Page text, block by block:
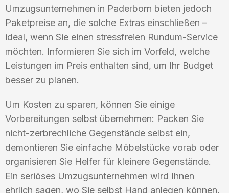
Umzugsunternehmen in Paderborn bieten jedoch
Paketpreise an, die solche Extras einschließen –
ideal, wenn Sie einen stressfreien Rundum-Service
möchten. Informieren Sie sich im Vorfeld, welche
Leistungen im Preis enthalten sind, um Ihr Budget
besser zu planen.
Um Kosten zu sparen, können Sie einige
Vorbereitungen selbst übernehmen: Packen Sie
nicht-zerbrechliche Gegenstände selbst ein,
demontieren Sie einfache Möbelstücke vorab oder
organisieren Sie Helfer für kleinere Gegenstände.
Ein seriöses Umzugsunternehmen wird Ihnen
ehrlich sagen, wo Sie selbst Hand anlegen können,